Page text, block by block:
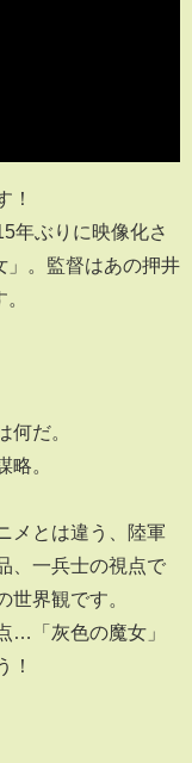
！
年ぶりに映像化さ
」。監督はあの押井
何だ。
略。
メとは違う、陸軍
、一兵士の視点で
世界観です。
…「灰色の魔女」
！